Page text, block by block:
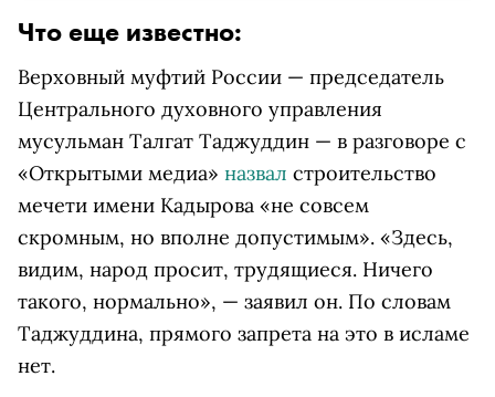
Что еще известно:
Верховный муфтий России — председатель
Центрального духовного управления
мусульман Талгат Таджуддин — в разговоре с
«Открытыми медиа» назвал строительство
мечети имени Кадырова «не совсем
скромным, но вполне допустимым». «Здесь,
видим, народ просит, трудящиеся. Ничего
такого, нормально», — заявил он. По словам
Таджуддина, прямого запрета на это в исламе
нет.